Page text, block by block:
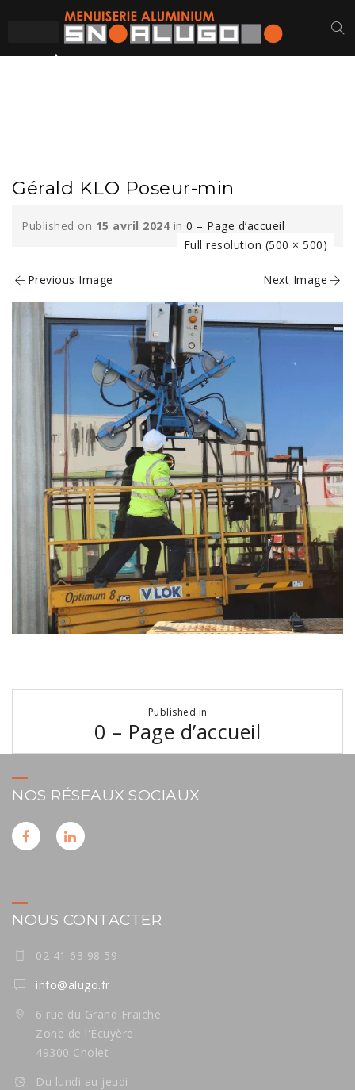
Gérald KLO Poseur-min
Published on 15 avril 2024in 0 – Page d’accueil
Full resolution (500 × 500)
Previous Image Next Image
l’article
Published in
0 – Page d’accueil
NOS RÉSEAUX SOCIAUX
NOUS CONTACTER
02 41 63 98 59
info@alugo.fr
6 rue du Grand Fraiche
Zone de l'Écuyère
49300 Cholet
Du lundi au jeudi